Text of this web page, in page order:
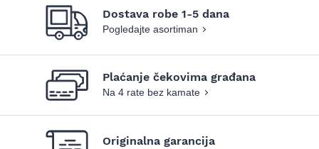
Dostava robe 1-5 dana
Pogledajte asortiman
Plaćanje čekovima građana
Na 4 rate bez kamate
Originalna garancija